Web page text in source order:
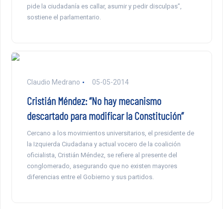
pide la ciudadanía es callar, asumir y pedir disculpas”,
sostiene el parlamentario.
Claudio Medrano 05-05-2014
Cristián Méndez: “No hay mecanismo
descartado para modificar la Constitución”
Cercano a los movimientos universitarios, el presidente de
la Izquierda Ciudadana y actual vocero de la coalición
oficialista, Cristián Méndez, se refiere al presente del
conglomerado, asegurando que no existen mayores
diferencias entre el Gobierno y sus partidos.